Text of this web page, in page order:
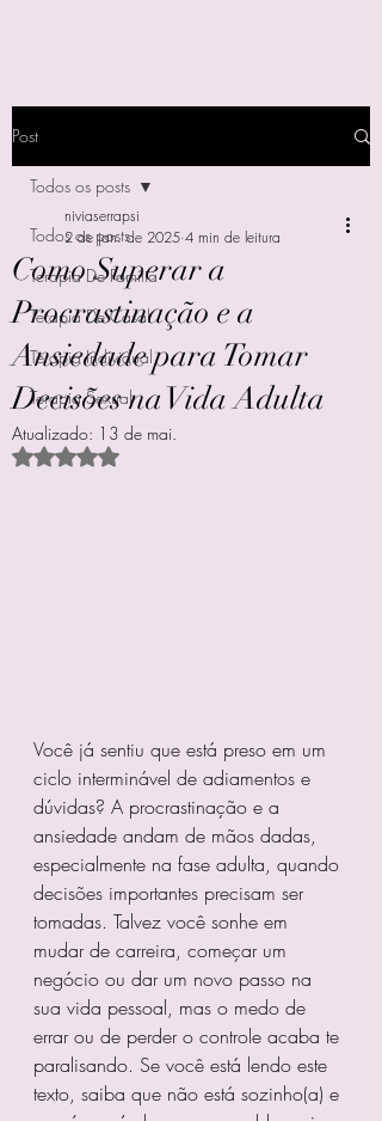
Post
Todos os posts
Terapia De Família
Terapia De Casal
Terapia Individual
Terapia Sexual
Todos os posts
Como Superar a
Procrastinação e a
Ansiedade para Tomar
Decisões na Vida Adulta
niviaserrapsi
2 de jan. de 2025 4 min de leitura
Atualizado: 13 de mai.
Avaliado com NaN de 5 estrelas.
Você já sentiu que está preso em um
ciclo interminável de adiamentos e
dúvidas? A procrastinação e a
ansiedade andam de mãos dadas,
especialmente na fase adulta, quando
decisões importantes precisam ser
tomadas. Talvez você sonhe em
mudar de carreira, começar um
negócio ou dar um novo passo na
sua vida pessoal, mas o medo de
errar ou de perder o controle acaba te
paralisando. Se você está lendo este
texto, saiba que não está sozinho(a) e